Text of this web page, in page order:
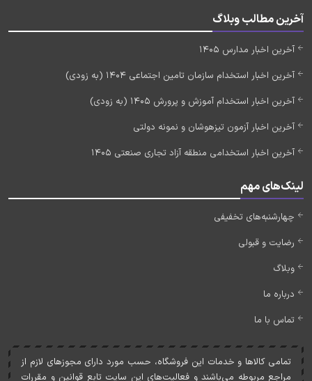
آخرین مطالب وبلاگ
آخرین اخبار مدارس 1405
آخرین اخبار استخدام سازمان تامین اجتماعی 1404 (به زودی)
آخرین اخبار استخدام آموزش و پرورش 1405 (به زودی)
آخرین اخبار آزمون تیزهوشان و نمونه دولتی
آخرین اخبار استخدامی منطقه آزاد تجاری صنعتی 1405
لینک‌های مهم
چهارشنبه‌های تخفیفی
رضایت و قبولی
وبلاگ
درباره ما
تماس با ما
تمامی کالاها و خدمات اين فروشگاه، حسب مورد دارای مجوزهای لازم از
مراجع مربوطه می‌باشند و فعاليت‌های اين سايت تابع قوانين و مقررات